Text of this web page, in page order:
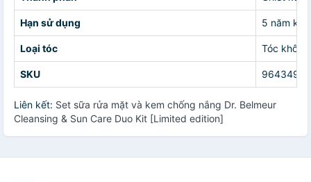
Hạn sử dụng 5 năm kể
Loại tóc Tóc khô,
SKU
Liên kết: Set sữa rửa mặt và kem chống nắng Dr. Belmeur
Cleansing & Sun Care Duo Kit [Limited edition]